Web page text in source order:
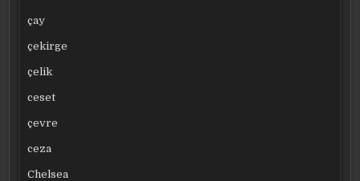
çay
çekirge
çelik
ceset
çevre
ceza
Chelsea